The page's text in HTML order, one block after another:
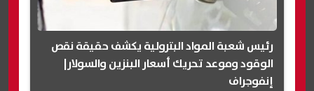
رئيس شعبة المواد البترولية يكشف حقيقة نقص
الوقود وموعد تحريك أسعار البنزين والسولار|
إنفوجراف